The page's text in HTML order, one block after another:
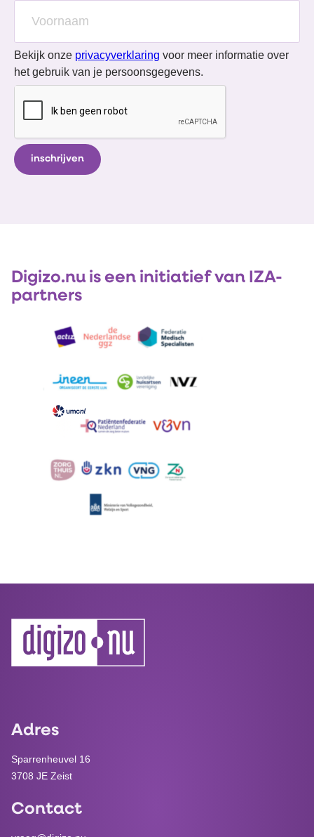
Bekijk onze privacyverklaring voor meer informatie over
het gebruik van je persoonsgegevens.
Digizo.nu is een initiatief van IZA-
partners
Adres
Sparrenheuvel 16
3708 JE Zeist
Contact